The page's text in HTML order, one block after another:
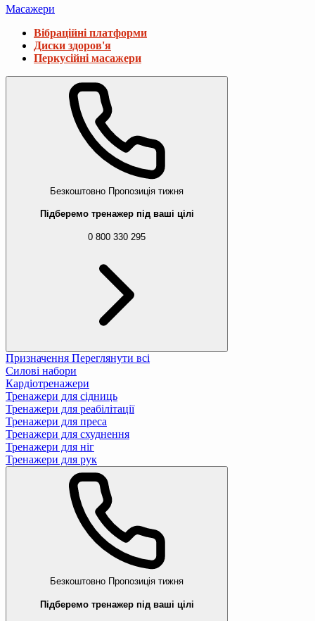
Масажери
Вібраційні платформи
Диски здоров'я
Перкусійні масажери
Безкоштовно Пропозиція тижня
Підберемо тренажер під ваші цілі
0 800 330 295
Призначення Переглянути всі
Силові набори
Кардіотренажери
Тренажери для сідниць
Тренажери для реабілітації
Тренажери для преса
Тренажери для схуднення
Тренажери для ніг
Тренажери для рук
Безкоштовно Пропозиція тижня
Підберемо тренажер під ваші цілі